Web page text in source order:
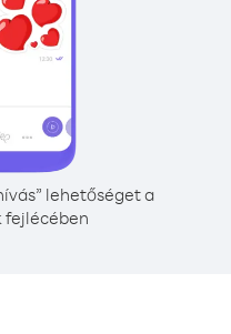
lehetőséget a
fejlécében